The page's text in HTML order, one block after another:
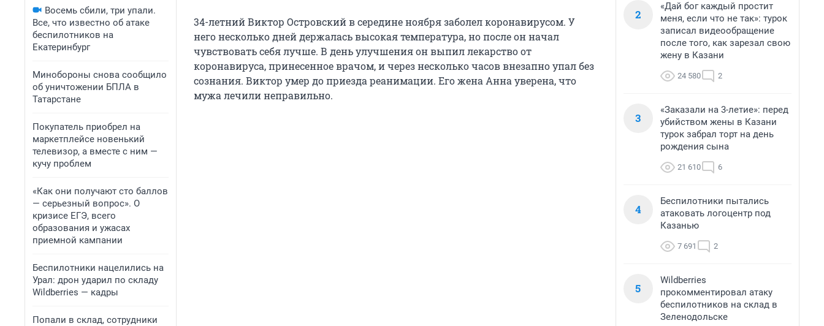
Восемь сбили, три упали.
Все, что известно об атаке
беспилотников на
Екатеринбург
Минобороны снова сообщило
об уничтожении БПЛА в
Татарстане
Покупатель приобрел на
маркетплейсе новенький
телевизор, а вместе с ним —
кучу проблем
«Как они получают сто баллов
— серьезный вопрос». О
кризисе ЕГЭ, всего
образования и ужасах
приемной кампании
Беспилотники нацелились на
Урал: дрон ударил по складу
Wildberries — кадры
Попали в склад, сотрудники
34-летний Виктор Островский в середине ноября заболел коронавирусом. У
него несколько дней держалась высокая температура, но после он начал
чувствовать себя лучше. В день улучшения он выпил лекарство от
коронавируса, принесенное врачом, и через несколько часов внезапно упал без
сознания. Виктор умер до приезда реанимации. Его жена Анна уверена, что
мужа лечили неправильно.
2
«Дай бог каждый простит
меня, если что не так»: турок
записал видеообращение
после того, как зарезал свою
жену в Казани
24 580 2
3
«Заказали на 3-летие»: перед
убийством жены в Казани
турок забрал торт на день
рождения сына
21 610 6
4
Беспилотники пытались
атаковать логоцентр под
Казанью
7 691 2
5
Wildberries
прокомментировал атаку
беспилотников на склад в
Зеленодольске